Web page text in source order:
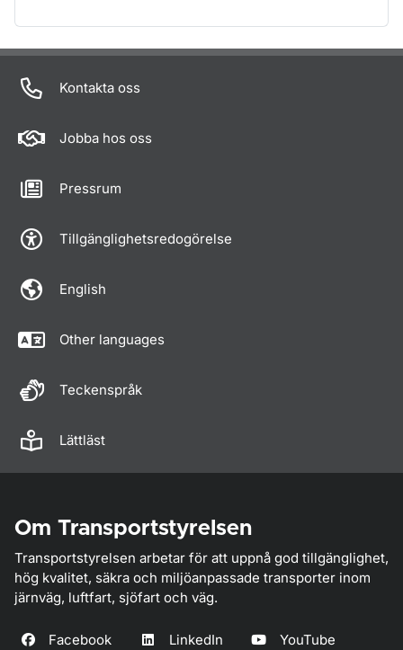
Om sidan
Kontakta oss
Jobba hos oss
Pressrum
Tillgänglighetsredogörelse
English
Other languages
Teckenspråk
Lättläst
Om Transportstyrelsen
Transportstyrelsen arbetar för att uppnå god tillgänglighet,
hög kvalitet, säkra och miljöanpassade transporter inom
järnväg, luftfart, sjöfart och väg.
Facebook LinkedIn YouTube